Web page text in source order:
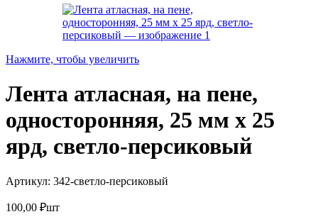
Нажмите, чтобы увеличить
Лента атласная, на пене,
односторонняя, 25 мм х 25
ярд, светло-персиковый
Артикул: 342-светло-персиковый
100,00 ₽шт